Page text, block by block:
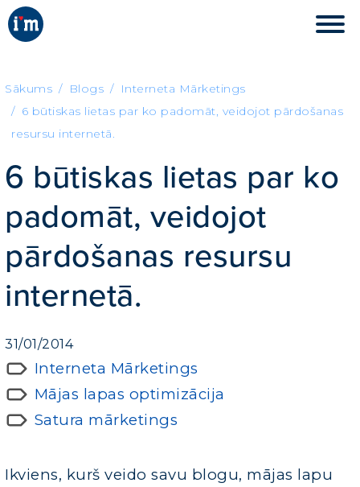
Sākums Blogs
Interneta Mārketings
6 būtiskas lietas par ko padomāt, veidojot pārdošanas
resursu internetā.
6 būtiskas lietas par ko
padomāt, veidojot
pārdošanas resursu
internetā.
31/01/2014
Interneta Mārketings
Mājas lapas optimizācija
Satura mārketings
Ikviens, kurš veido savu blogu, mājas lapu